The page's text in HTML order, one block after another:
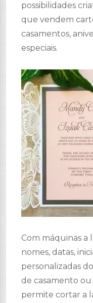
possibilidades
que vendem
casamentos,
especiais.
Com máquinas a
nomes, datas,
personalizadas
de casamento
permite cortar a